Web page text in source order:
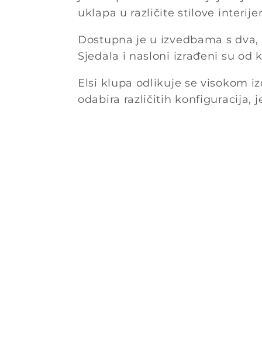
uklapa u različite stilove
Dostupna je u izvedbama s
Sjedala i nasloni izrađeni su od
Elsi klupa odlikuje se visokom
odabira različitih konfiguracija,